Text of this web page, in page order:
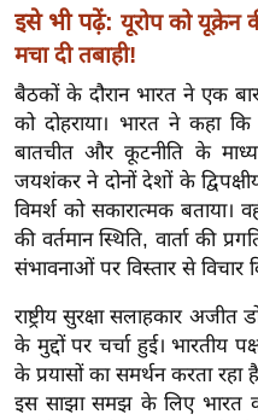
य
त
यं
ग
इं
डि
या
सा
हि
त्य
ज
ग
त
इसे भी पढ़ें: यूरोप को यूक्रेन
मचा दी तबाही!
बैठकों के दौरान भारत ने एक
को दोहराया। भारत ने कहा
बातचीत और कूटनीति के
जयशंकर ने दोनों देशों के
विमर्श को सकारात्मक बताया।
की वर्तमान स्थिति, वार्ता की
संभावनाओं पर विस्तार से विचार
राष्ट्रीय सुरक्षा सलाहकार
के मुद्दों पर चर्चा हुई। भारतीय
के प्रयासों का समर्थन करता
इस साझा समझ के लिए भारत